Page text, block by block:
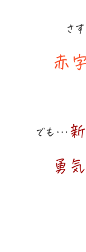
さ
赤
でも…
勇